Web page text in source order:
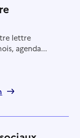
lettre
agenda...